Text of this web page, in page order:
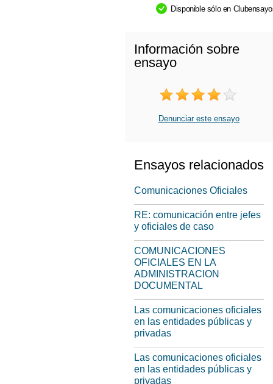
Disponible sólo en
Información sobre
ensayo
Denunciar este ensayo
Ensayos relacionados
Comunicaciones Oficiales
RE: comunicación entre jefes
y oficiales de caso
COMUNICACIONES
OFICIALES EN LA
ADMINISTRACION
DOCUMENTAL
Las comunicaciones oficiales
en las entidades públicas y
privadas
Las comunicaciones oficiales
en las entidades públicas y
privadas